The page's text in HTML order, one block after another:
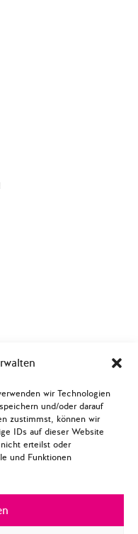
wir Technologien
und/oder darauf
zustimmst, können wir
IDs auf dieser Website
erteilst oder
und Funktionen